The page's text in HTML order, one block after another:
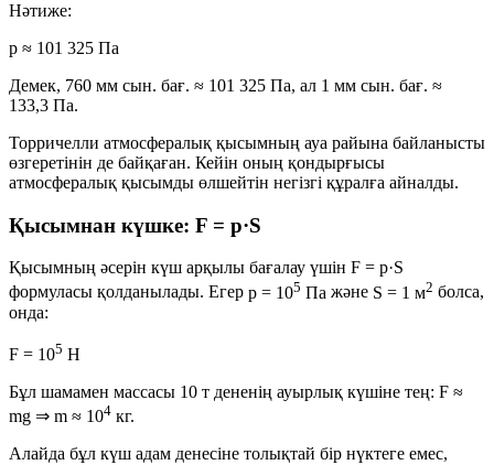
Нәтиже:
p ≈ 101 325 Па
Демек, 760 мм сын. бағ. ≈ 101 325 Па, ал 1 мм сын. бағ. ≈
133,3 Па.
Торричелли атмосфералық қысымның ауа райына байланысты
өзгеретінін де байқаған. Кейін оның қондырғысы
атмосфералық қысымды өлшейтін негізгі құралға айналды.
Қысымнан күшке: F = p·S
Қысымның әсерін күш арқылы бағалау үшін F = p·S
формуласы қолданылады. Егер p = 105 Па және S = 1 м2 болса,
онда:
F = 105 Н
Бұл шамамен массасы 10 т дененің ауырлық күшіне тең: F ≈
mg ⇒ m ≈ 104 кг.
Алайда бұл күш адам денесіне толықтай бір нүктеге емес,